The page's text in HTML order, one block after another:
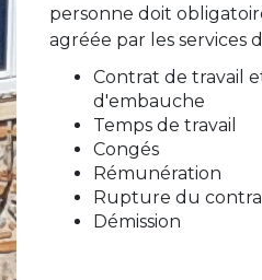
personne doit
agréée par les services
Contrat de travail
d'embauche
Temps de travail
Congés
Rémunération
Rupture du
Démission